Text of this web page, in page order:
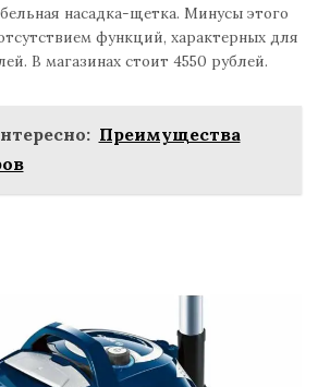
насадка-щетка. Минусы этого
функций, характерных для
В магазинах стоит 4550 рублей.
Преимущества